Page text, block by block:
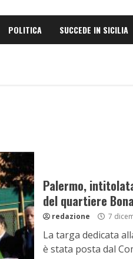
POLITICA SUCCEDE IN SICILIA
Palermo,
del quartiere
redazione 7
La targa dedicata
è stata posta dal